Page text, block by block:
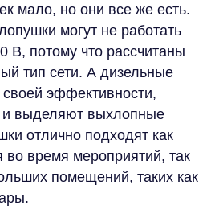
мало, но они все же есть.
могут не работать
В, потому что рассчитаны
тип сети. А дизельные
эффективности,
выделяют выхлопные
отлично подходят как
во время мероприятий, так
помещений, таких как